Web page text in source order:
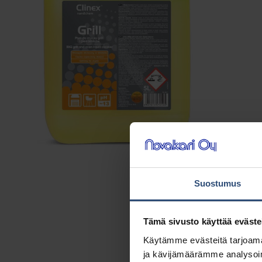
Suostumus
Tämä sivusto käyttää
Käytämme evästeitä
ja kävijämäärämme